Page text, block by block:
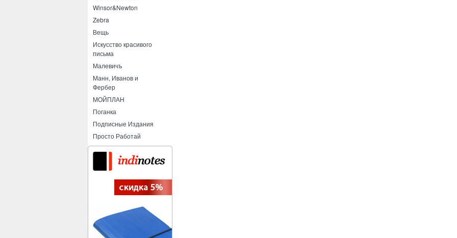
Winsor&Newton
Zebra
Вещь
Искусство красивого
письма
Малевичъ
Манн, Иванов и
Фербер
МОЙПЛАН
Поганка
Подписные Издания
Просто Работай